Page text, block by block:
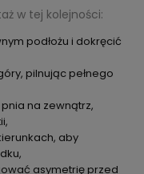
w tej kolejności:
podłożu i dokręcić
pilnując pełnego
na zewnątrz,
aby
asymetrię przed